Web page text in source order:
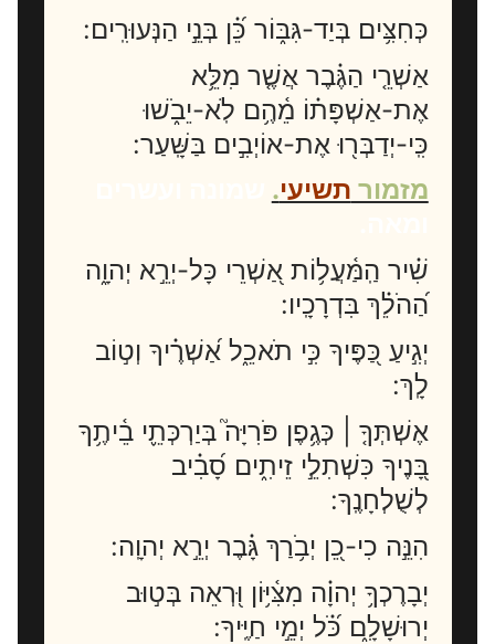
כְּחִצִּ֥ים בְּיַד-גִּבּ֑וֹר כֵּ֝֗ן בְּנֵ֣י הַנְּעוּרִֽים:
אַשְׁרֵ֤י הַגֶּ֗בֶר אֲשֶׁ֤ר מִלֵּ֥א
אֶת-אַשְׁפָּת֗וֹ מֵ֫הֶ֥ם לֹֽא-יֵבֹ֑שׁוּ
כִּֽי-יְדַבְּר֖וּ אֶת-אוֹיְבִ֣ים בַּשָּֽׁעַר:
מזמור תשיעי.
שִׁ֗יר הַֽמַּ֫עֲל֥וֹת אַ֭שְׁרֵי כָּל-יְרֵ֣א יְהוָ֑ה
הַ֝הֹלֵ֗ךְ בִּדְרָכָֽיו:
יְגִ֣יעַ כַּ֭פֶּיךָ כִּ֣י תֹאכֵ֑ל אַ֝שְׁרֶ֗יךָ וְט֣וֹב
לָֽךְ:
אֶשְׁתְּךָ֤ | כְּגֶ֥פֶן פֹּרִיָּה֮ בְּיַרְכְּתֵ֪י בֵ֫יתֶ֥ךָ
בָּ֭נֶיךָ כִּשְׁתִלֵ֣י זֵיתִ֑ים סָ֝בִ֗יב
לְשֻׁלְחָנֶֽךָ:
הִנֵּ֣ה כִי-כֵ֭ן יְבֹ֥רַךְ גָּ֗בֶר יְרֵ֣א יְהוָֽה:
יְבָרֶכְךָ֥ יְהוָ֗ה מִצִּ֫יּ֥וֹן וּ֭רְאֵה בְּט֣וּב
יְרוּשָׁלִָ֑ם כֹּ֝֗ל יְמֵ֣י חַיֶּֽיךָ: